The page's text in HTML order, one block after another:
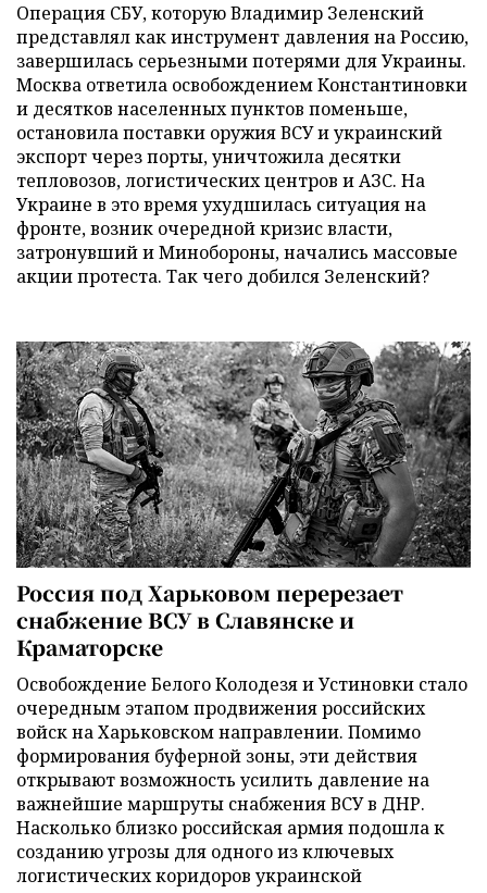
Операция СБУ, которую Владимир Зеленский
представлял как инструмент давления на Россию,
завершилась серьезными потерями для Украины.
Москва ответила освобождением Константиновки
и десятков населенных пунктов поменьше,
остановила поставки оружия ВСУ и украинский
экспорт через порты, уничтожила десятки
тепловозов, логистических центров и АЗС. На
Украине в это время ухудшилась ситуация на
фронте, возник очередной кризис власти,
затронувший и Минобороны, начались массовые
акции протеста. Так чего добился Зеленский?
Россия под Харьковом перерезает
снабжение ВСУ в Славянске и
Краматорске
Освобождение Белого Колодезя и Устиновки стало
очередным этапом продвижения российских
войск на Харьковском направлении. Помимо
формирования буферной зоны, эти действия
открывают возможность усилить давление на
важнейшие маршруты снабжения ВСУ в ДНР.
Насколько близко российская армия подошла к
созданию угрозы для одного из ключевых
логистических коридоров украинской